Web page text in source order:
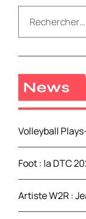
c
h
h
e
r
:
News
Volleyball
Foot : la DTC
Artiste W2R :